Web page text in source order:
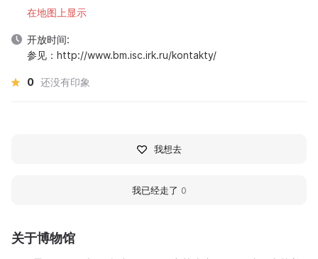
关于博物馆
在地图上显示
开放时间:
参见：http://www.bm.isc.irk.ru/kontakty/
0 还没有印象
我想去
我已经走了 0